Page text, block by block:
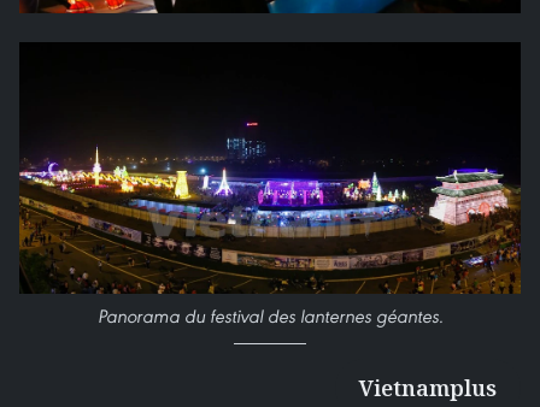
Panorama du festival des lanternes géantes.
Vietnamplus